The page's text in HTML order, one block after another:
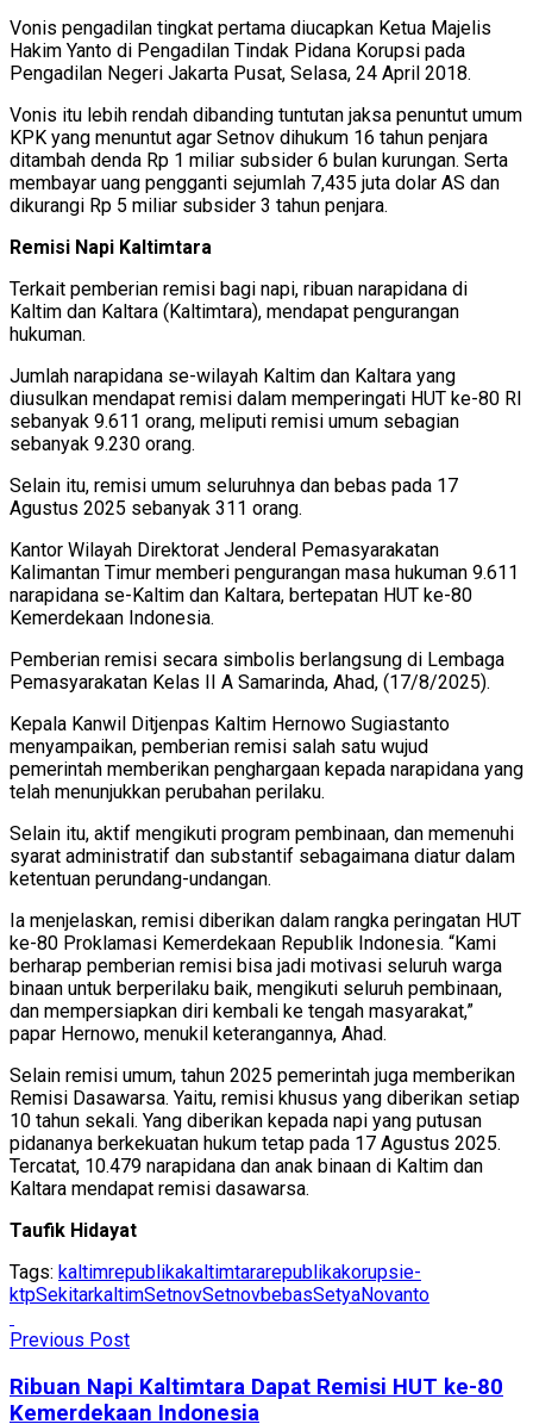
Vonis pengadilan tingkat pertama diucapkan Ketua Majelis
Hakim Yanto di Pengadilan Tindak Pidana Korupsi pada
Pengadilan Negeri Jakarta Pusat, Selasa, 24 April 2018.
Vonis itu lebih rendah dibanding tuntutan jaksa penuntut umum
KPK yang menuntut agar Setnov dihukum 16 tahun penjara
ditambah denda Rp 1 miliar subsider 6 bulan kurungan. Serta
membayar uang pengganti sejumlah 7,435 juta dolar AS dan
dikurangi Rp 5 miliar subsider 3 tahun penjara.
Remisi Napi Kaltimtara
Terkait pemberian remisi bagi napi, ribuan narapidana di
Kaltim dan Kaltara (Kaltimtara), mendapat pengurangan
hukuman.
Jumlah narapidana se-wilayah Kaltim dan Kaltara yang
diusulkan mendapat remisi dalam memperingati HUT ke-80 RI
sebanyak 9.611 orang, meliputi remisi umum sebagian
sebanyak 9.230 orang.
Selain itu, remisi umum seluruhnya dan bebas pada 17
Agustus 2025 sebanyak 311 orang.
Kantor Wilayah Direktorat Jenderal Pemasyarakatan
Kalimantan Timur memberi pengurangan masa hukuman 9.611
narapidana se-Kaltim dan Kaltara, bertepatan HUT ke-80
Kemerdekaan Indonesia.
Pemberian remisi secara simbolis berlangsung di Lembaga
Pemasyarakatan Kelas II A Samarinda, Ahad, (17/8/2025).
Kepala Kanwil Ditjenpas Kaltim Hernowo Sugiastanto
menyampaikan, pemberian remisi salah satu wujud
pemerintah memberikan penghargaan kepada narapidana yang
telah menunjukkan perubahan perilaku.
Selain itu, aktif mengikuti program pembinaan, dan memenuhi
syarat administratif dan substantif sebagaimana diatur dalam
ketentuan perundang-undangan.
Ia menjelaskan, remisi diberikan dalam rangka peringatan HUT
ke-80 Proklamasi Kemerdekaan Republik Indonesia. “Kami
berharap pemberian remisi bisa jadi motivasi seluruh warga
binaan untuk berperilaku baik, mengikuti seluruh pembinaan,
dan mempersiapkan diri kembali ke tengah masyarakat,”
papar Hernowo, menukil keterangannya, Ahad.
Selain remisi umum, tahun 2025 pemerintah juga memberikan
Remisi Dasawarsa. Yaitu, remisi khusus yang diberikan setiap
10 tahun sekali. Yang diberikan kepada napi yang putusan
pidananya berkekuatan hukum tetap pada 17 Agustus 2025.
Tercatat, 10.479 narapidana dan anak binaan di Kaltim dan
Kaltara mendapat remisi dasawarsa.
Taufik Hidayat
Tags: kaltimrepublikakaltimtararepublikakorupsie-
ktpSekitarkaltimSetnovSetnovbebasSetyaNovanto
Previous Post
Ribuan Napi Kaltimtara Dapat Remisi HUT ke-80
Kemerdekaan Indonesia